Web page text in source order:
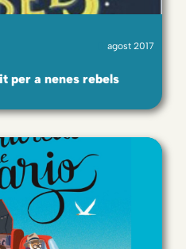
agost 2017
per a nenes rebels